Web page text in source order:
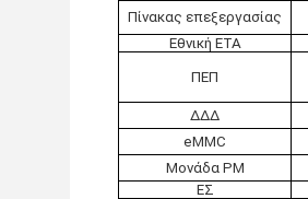
Πίνακας επεξεργασίας
Εθνική ΕΤΑ
ΠΕΠ
ΔΔΔ
eMMC
Μονάδα PM
ΕΣ